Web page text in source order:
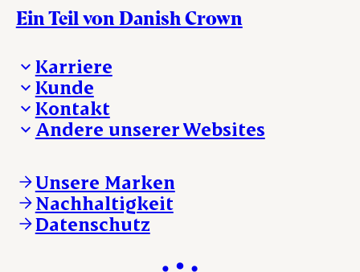
Ein Teil von Danish Crown
Karriere
Deine Karriere bei Danish Crown
Aktuelle Jobangebote
Danish Crown
Kunde
Was wir anbieten
Lebensmittelsicherheit
Kontakt
Aktuelles und Presse
Sonstige Anfragen
Andere unserer Websites
DAT-Schaub.com
ESS-FOOD.com
KLS.se
nordicspoor.com
Unsere Marken
Nachhaltigkeit
Datenschutz